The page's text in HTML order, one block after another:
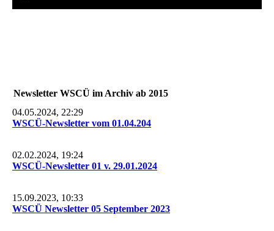
Newsletter WSCÜ im Archiv ab 2015
04.05.2024, 22:29
WSCÜ-Newsletter vom 01.04.204
02.02.2024, 19:24
WSCÜ-Newsletter 01 v. 29.01.2024
15.09.2023, 10:33
WSCÜ Newsletter 05 September 2023